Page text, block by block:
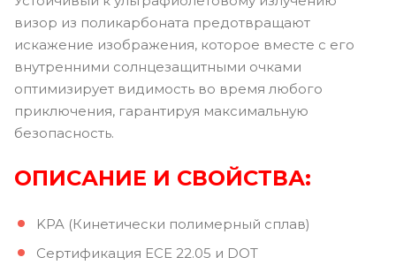
визор из поликарбоната предотвращают
искажение изображения, которое вместе с его
внутренними солнцезащитными очками
оптимизирует видимость во время любого
приключения, гарантируя максимальную
безопасность.
ОПИСАНИЕ И СВОЙСТВА:
KPA (Кинетически полимерный сплав)
Сертификация ECE 22.05 и DOT